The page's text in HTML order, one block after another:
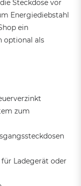
Steckdose vor
Energiediebstahl
ein
optional als
zum
Ladegerät oder